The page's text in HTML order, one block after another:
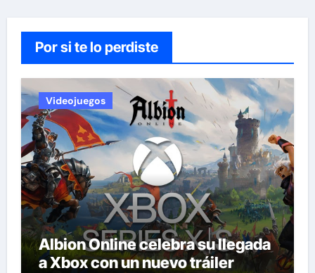
Por si te lo perdiste
Videojuegos
Albion Online celebra su llegada
a Xbox con un nuevo tráiler